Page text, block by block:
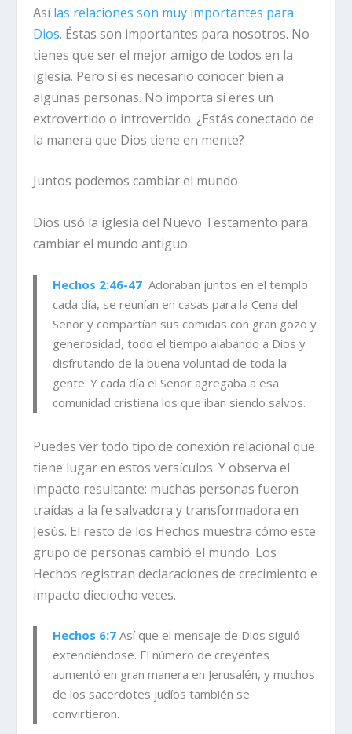
Asílas relaciones son muy importantes para
Dios. Éstas son importantes para nosotros. No
tienes que ser el mejor amigo de todos en la
iglesia. Pero sí es necesario conocer bien a
algunas personas. No importa si eres un
extrovertido o introvertido. ¿Estás conectado de
la manera que Dios tiene en mente?
Juntos podemos cambiar el mundo
Dios usó la iglesia del Nuevo Testamento para
cambiar el mundo antiguo.
Hechos 2:46-47 Adoraban juntos en el templo
cada día, se reunían en casas para la Cena del
Señor y compartían sus comidas con gran gozo y
generosidad, todo el tiempo alabando a Dios y
disfrutando de la buena voluntad de toda la
gente. Y cada día el Señor agregaba a esa
comunidad cristiana los que iban siendo salvos.
Puedes ver todo tipo de conexión relacional que
tiene lugar en estos versículos. Y observa el
impacto resultante: muchas personas fueron
traídas a la fe salvadora y transformadora en
Jesús. El resto de los Hechos muestra cómo este
grupo de personas cambió el mundo. Los
Hechos registran declaraciones de crecimiento e
impacto dieciocho veces.
Hechos 6:7 Así que el mensaje de Dios siguió
extendiéndose. El número de creyentes
aumentó en gran manera en Jerusalén, y muchos
de los sacerdotes judíos también se
convirtieron.